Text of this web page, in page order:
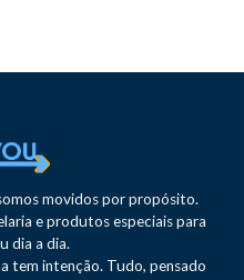
movidos por propósito.
e produtos especiais para
dia a dia.
tem intenção. Tudo, pensado